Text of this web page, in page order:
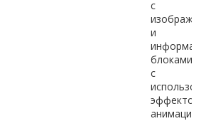
с
и
блоками
с
эффектов
анимации.